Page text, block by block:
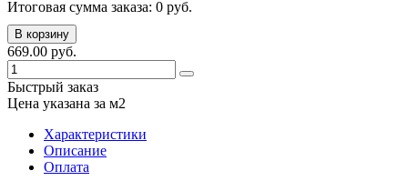
Итоговая сумма заказа: 0 руб.
В корзину
669.00 руб.
Быстрый заказ
Цена указана за м2
Характеристики
Описание
Оплата